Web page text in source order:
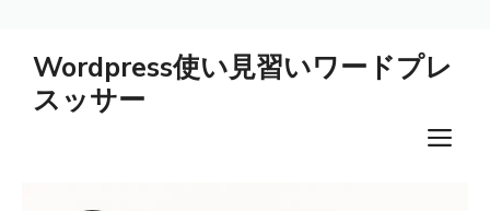
Wordpress使い見習いワードプレ
スッサー
メ